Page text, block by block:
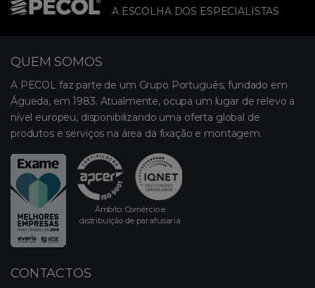
A ESCOLHA DOS ESPECIALISTAS
QUEM SOMOS
A PECOL faz parte de um Grupo Português, fundado em
Águeda, em 1983. Atualmente, ocupa um lugar de relevo a
nível europeu, disponibilizando uma oferta global de
produtos e serviços na área da fixação e montagem.
Âmbito: Comércio e
distribuição de parafusaria
CONTACTOS